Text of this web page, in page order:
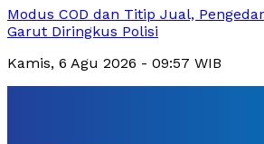
Modus COD dan Titip Jual,
Garut Diringkus Polisi
Kamis, 6 Agu 2026 - 09:57 WIB